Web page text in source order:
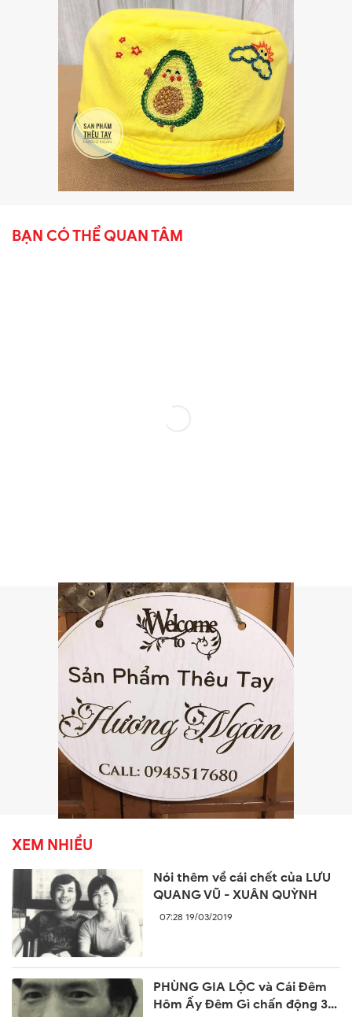
BẠN CÓ THỂ QUAN TÂM
XEM NHIỀU
Nói thêm về cái chết của LƯU
QUANG VŨ - XUÂN QUỲNH
07:28 19/03/2019
PHÙNG GIA LỘC và Cái Đêm
Hôm Ấy Đêm Gì chấn động 30